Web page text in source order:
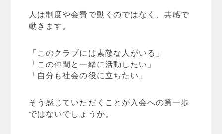
人は制度や会費で動くのではなく、共感で
動きます。
「このクラブには素敵な人がいる」
「この仲間と一緒に活動したい」
「自分も社会の役に立ちたい」
そう感じていただくことが入会への第一歩
ではないでしょうか。